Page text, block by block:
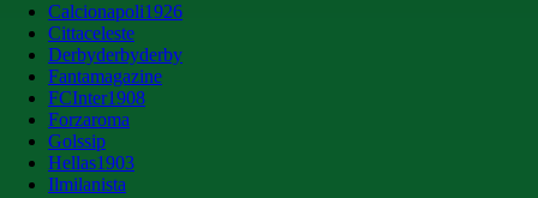
Calcionapoli1926
Cittaceleste
Derbyderbyderby
Fantamagazine
FCInter1908
Forzaroma
Golssip
Hellas1903
Ilmilanista